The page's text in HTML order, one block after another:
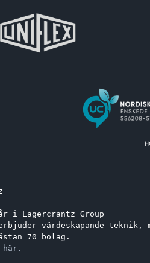
i Lagercrantz Group
värdeskapande
70 bolag.
här.